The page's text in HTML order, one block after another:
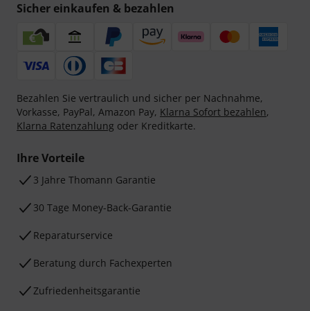
Sicher einkaufen & bezahlen
Bezahlen Sie vertraulich und sicher per Nachnahme,
Vorkasse, PayPal, Amazon Pay, Klarna Sofort bezahlen,
Klarna Ratenzahlung oder Kreditkarte.
Ihre Vorteile
3 Jahre Thomann Garantie
30 Tage Money-Back-Garantie
Reparaturservice
Beratung durch Fachexperten
Zufriedenheitsgarantie